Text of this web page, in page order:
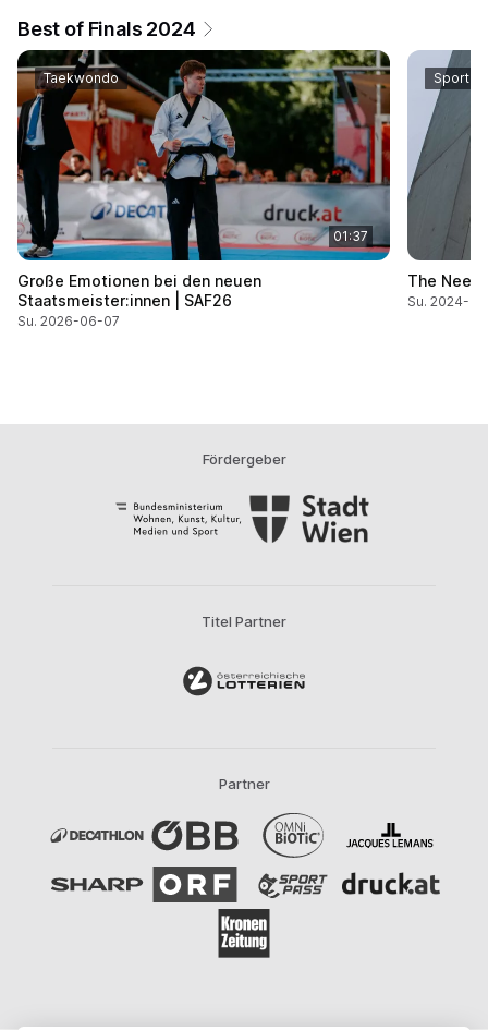
Best of Finals 2024
Taekwondo
01:37
Große Emotionen bei den neuen
Staatsmeister:innen | SAF26
Su. 2026-06-07
Sport
The Need
Su. 2024-
Fördergeber
Titel Partner
Partner